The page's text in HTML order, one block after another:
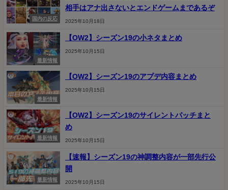
国内の反応
相手はアナ出さないとエンドゲームまであるぞ
2025年10月18日
最新情報
【OW2】シーズン19の小ネタまとめ
2025年10月15日
最新情報
【OW2】シーズン19のアプデ内容まとめ
2025年10月15日
最新情報
【OW2】シーズン19のサイレントパッチまと
め
2025年10月15日
最新情報
【速報】シーズン19の神調整内容が一部先行公
開
2025年10月15日